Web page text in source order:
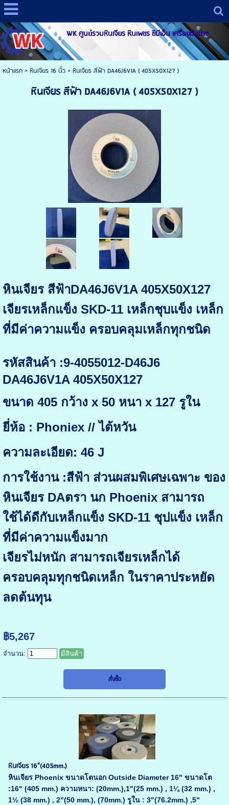
WK ศูนย์รวมหินเจียร หินเพชร ซีบีเอ็น เครื่องมือช่าง
หน้าแรก> หินเจียร 16 นิ้ว > หินเจียร สีฟ้า DA46J6V1A ( 405X50X127 )
หินเจียร สีฟ้า DA46J6V1A ( 405X50X127 )
หินเจียร สีฟ้าDA46J6V1A 405X50X127
เจียรเหล็กแข็ง SKD-11 เหล็กชุบแข็ง เหล็ก
ที่มีค่าความแข็ง ครอบคลุมเหล็กทุกชนิด
รหัสสินค้า :9-4055012-D46J6
DA46J6V1A 405X50X127
ขนาด 405 กว้าง x 50 หนา x 127 รูใน
ยี่ห้อ : Phoniex // ไต้หวัน
ความละเอียด: 46 J
การใช้งาน :สีฟ้า ส่วนผสมพิเศษเฉพาะ ของ
หินเจียร DAตรา นก Phoenix สามารถ
ใช้ได้ดีกับเหล็กแข็ง SKD-11 ชุปแข็ง เหล็ก
ที่มีค่าความแข็งมาก
เจียรไม่หนัก สามารถเจียรเหล็กได้
ครอบคลุมทุกชนิดเหล็ก ในราคาประหยัด
ลดต้นทุน
฿5,267
จำนวน: มีสินค้า
หินเจียร 16"(405mm.)
หินเจียร Phoenix ขนาดโตนอก Outside Diameter 16" ขนาดโต
:16" (405 mm.) ความหนา: (20mm.),1"(25 mm.) , 1¼ (32 mm.) ,
1½ (38 mm.) , 2"(50 mm.), (70mm.) รูใน : 3"(76.2mm.) ,5"